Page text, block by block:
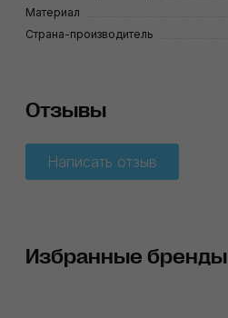
Материал
Страна-производитель
Отзывы
Написать отзыв
Избранные бренды